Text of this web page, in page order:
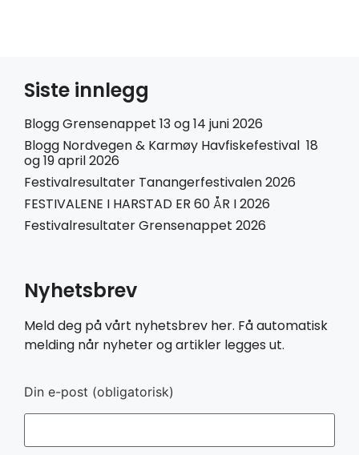
Siste innlegg
Blogg Grensenappet 13 og 14 juni 2026
Blogg Nordvegen & Karmøy Havfiskefestival 18
og 19 april 2026
Festivalresultater Tanangerfestivalen 2026
FESTIVALENE I HARSTAD ER 60 ÅR I 2026
Festivalresultater Grensenappet 2026
Nyhetsbrev
Meld deg på vårt nyhetsbrev her. Få automatisk
melding når nyheter og artikler legges ut.
Din e-post (obligatorisk)